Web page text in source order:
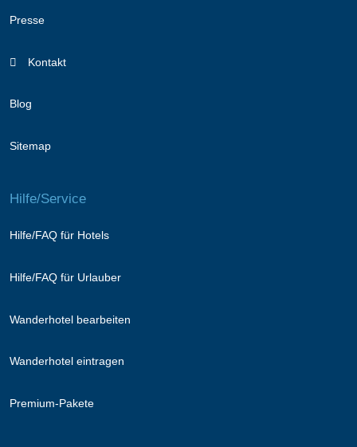
Presse
Kontakt
Blog
Sitemap
Hilfe/Service
Hilfe/FAQ für Hotels
Hilfe/FAQ für Urlauber
Wanderhotel bearbeiten
Wanderhotel eintragen
Premium-Pakete